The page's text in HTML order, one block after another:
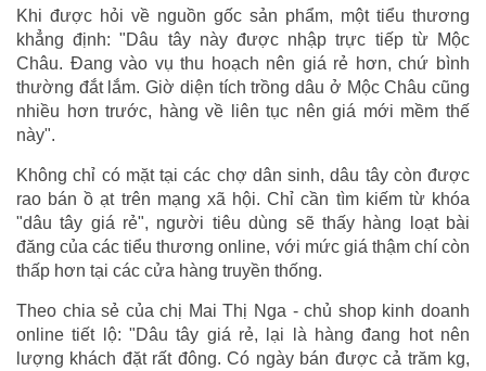
Khi được hỏi về nguồn gốc sản phẩm, một tiểu thương
khẳng định: "Dâu tây này được nhập trực tiếp từ Mộc
Châu. Đang vào vụ thu hoạch nên giá rẻ hơn, chứ bình
thường đắt lắm. Giờ diện tích trồng dâu ở Mộc Châu cũng
nhiều hơn trước, hàng về liên tục nên giá mới mềm thế
này".
Không chỉ có mặt tại các chợ dân sinh, dâu tây còn được
rao bán ồ ạt trên mạng xã hội. Chỉ cần tìm kiếm từ khóa
"dâu tây giá rẻ", người tiêu dùng sẽ thấy hàng loạt bài
đăng của các tiểu thương online, với mức giá thậm chí còn
thấp hơn tại các cửa hàng truyền thống.
Theo chia sẻ của chị Mai Thị Nga - chủ shop kinh doanh
online tiết lộ: "Dâu tây giá rẻ, lại là hàng đang hot nên
lượng khách đặt rất đông. Có ngày bán được cả trăm kg,